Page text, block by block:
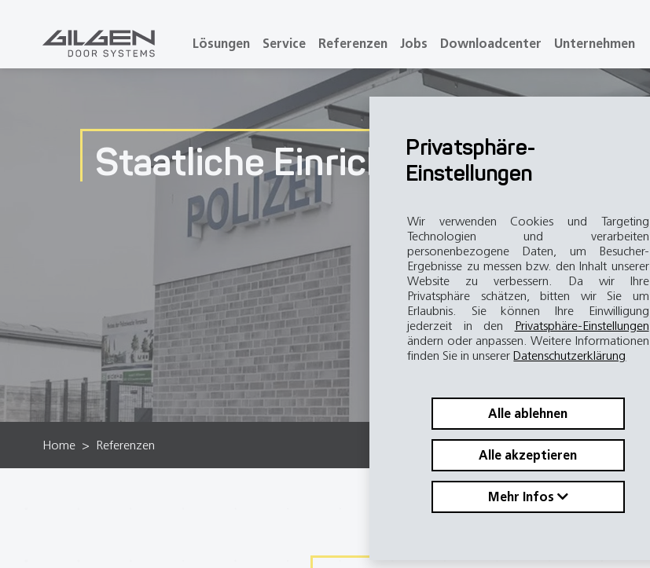
Privatsphäre-
Einstellungen
Wir verwenden Cookies und Targeting
Technologien und verarbeiten
personenbezogene Daten, um Besucher-
Ergebnisse zu messen bzw. den Inhalt unserer
Website zu verbessern. Da wir Ihre
Privatsphäre schätzen, bitten wir Sie um
Erlaubnis. Sie können Ihre Einwilligung
jederzeit in den Privatsphäre-Einstellungen
ändern oder anpassen. Weitere Informationen
finden Sie in unsererDatenschutzerklärung
Alle ablehnen
Alle akzeptieren
Mehr Infos
Lösungen Service Referenzen Jobs Downloadcenter Unternehmen
Staatliche Einrichtung
Home Referenzen